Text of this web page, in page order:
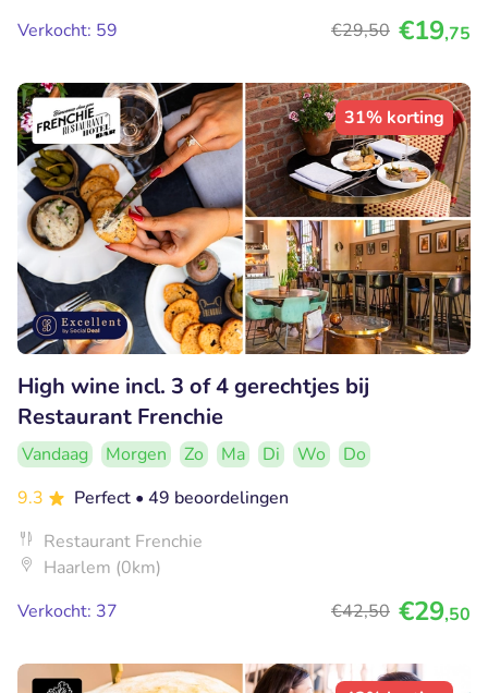
Verkocht: 59
€29,50 €19,75
31% korting
High wine incl. 3 of 4 gerechtjes bij
Restaurant Frenchie
Vandaag Morgen Zo Ma Di Wo
Do
9.3
Perfect • 49 beoordelingen
Restaurant Frenchie
Haarlem (0km)
Verkocht: 37
€42,50 €29,50